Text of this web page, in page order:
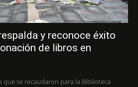
y reconoce éxito
de libros en
que se recaudaron para la Biblioteca